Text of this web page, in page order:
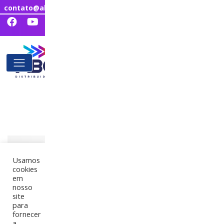
contato@abcdistribuidora.com.br
Usamos
cookies
em
nosso
site
para
fornecer